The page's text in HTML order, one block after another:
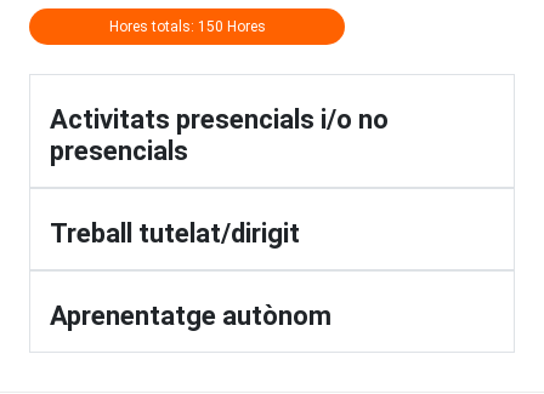
Hores totals: 150 Hores
Activitats presencials i/o no
presencials
Treball tutelat/dirigit
Aprenentatge autònom